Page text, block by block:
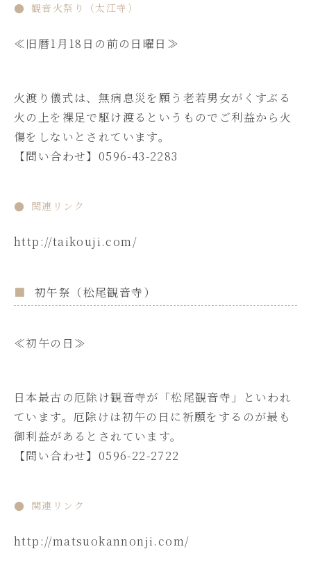
観音火祭り（太江寺）
≪旧暦1月18日の前の日曜日≫
火渡り儀式は、無病息災を願う老若男女がくすぶる
火の上を裸足で駆け渡るというものでご利益から火
傷をしないとされています。
【問い合わせ】0596-43-2283
関連リンク
http://taikouji.com/
初午祭（松尾観音寺）
≪初午の日≫
日本最古の厄除け観音寺が「松尾観音寺」といわれ
ています。厄除けは初午の日に祈願をするのが最も
御利益があるとされています。
【問い合わせ】0596-22-2722
関連リンク
http://matsuokannonji.com/